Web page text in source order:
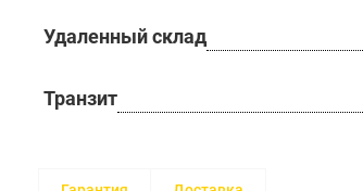
Удаленный склад
Транзит